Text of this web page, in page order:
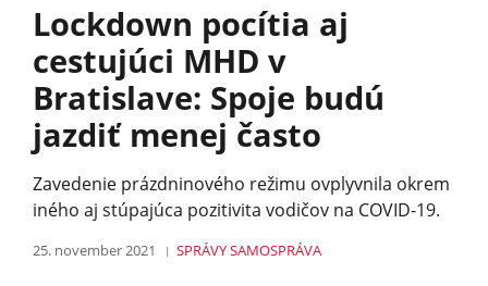
Lockdown pocítia aj
cestujúci MHD v
Bratislave: Spoje budú
jazdiť menej často
Zavedenie prázdninového režimu ovplyvnila okrem
iného aj stúpajúca pozitivita vodičov na COVID-19.
25. november 2021 SPRÁVYSAMOSPRÁVA